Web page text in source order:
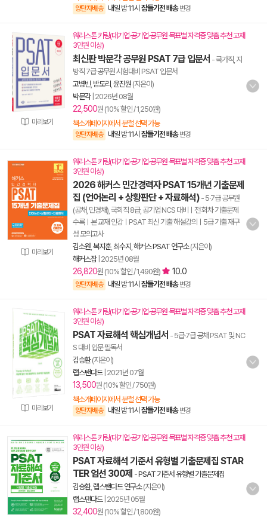
양탄자배송 내일 밤 11시 잠들기전 배송 변경
미리보기
워리스톤 키링(대기업·공기업·공무원 목표별 자격증 맞춤 추천 교재
3만원 이상)
최신판 박문각 공무원 PSAT 7급 입문서 - 국가직, 지
방직 7급 공무원 시험대비 PSAT 입문서
고병빈 밤도리 윤진원 (지은이)
박문각| 2026년 08월
22,500원 (10% 할인 / 1,250원)
책소개페이지에서 분철 선택 가능
양탄자배송 내일 밤 11시 잠들기전 배송 변경
미리보기
워리스톤 키링(대기업·공기업·공무원 목표별 자격증 맞춤 추천 교재
3만원 이상)
2026 해커스 민간경력자 PSAT 15개년 기출문제
집 (언어논리 + 상황판단 + 자료해석) - 5·7급 공무원
(공채, 민경채), 국회직 8급, 공기업 NCS 대비ㅣ전 회차 기출문제
수록ㅣ본 교재 인강ㅣPSAT 최신 기출 해설강의ㅣ5급 기출 재구
성 모의고사
김소원 복지훈, 최수지 해커스 PSAT 연구소(지은이)
해커스잡| 2025년 08월
26,820원 (10% 할인 / 1,490원) 10.0
양탄자배송 내일 밤 11시 잠들기전 배송 변경
미리보기
워리스톤 키링(대기업·공기업·공무원 목표별 자격증 맞춤 추천 교재
3만원 이상)
PSAT 자료해석 핵심개념서 - 5급·7급 공채 PSAT 및 NC
S 대비 입문 필독서
김승환(지은이)
랩스탠다드| 2021년 07월
13,500원 (10% 할인 / 750원)
책소개페이지에서 분철 선택 가능
양탄자배송 내일 밤 11시 잠들기전 배송 변경
워리스톤 키링(대기업·공기업·공무원 목표별 자격증 맞춤 추천 교재
3만원 이상)
PSAT 자료해석 기준서 유형별 기출문제집 STAR
TER 엄선 300제 -PSAT 기준서 유형별 기출문제집
김승환, 랩스탠다드 연구소(지은이)
랩스탠다드| 2025년 05월
32,400원 (10% 할인 / 1,800원)